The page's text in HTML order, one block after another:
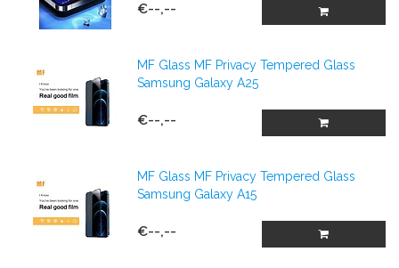
€--,--
MF Glass MF Privacy Tempered Glass
Samsung Galaxy A25
€--,--
MF Glass MF Privacy Tempered Glass
Samsung Galaxy A15
€--,--